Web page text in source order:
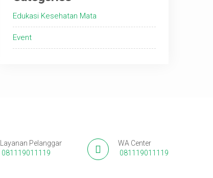
Edukasi Kesehatan Mata
Event
WA Center
081119011119
Layanan Pelanggan
081119011119